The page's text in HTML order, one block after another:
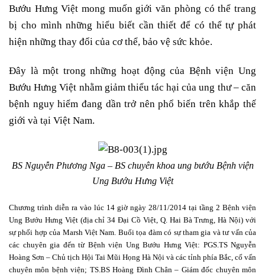
Bướu Hưng Việt mong muốn giới văn phòng có thể trang
bị cho mình những hiểu biết cần thiết để có thể tự phát
hiện những thay đổi của cơ thể, bảo vệ sức khỏe.
Đây là một trong những hoạt động của Bệnh viện Ung
Bướu Hưng Việt nhằm giảm thiểu tác hại của ung thư – căn
bệnh nguy hiểm đang dần trở nên phổ biến trên khắp thế
giới và tại Việt Nam.
BS Nguyễn Phương Nga – BS chuyên khoa ung bướu Bệnh viện
Ung Bướu Hưng Việt
Chương trình diễn ra vào lúc 14 giờ ngày 28/11/2014 tại tầng 2 Bệnh viện
Ung Bướu Hưng Việt (địa chỉ 34 Đại Cồ Việt, Q. Hai Bà Trưng, Hà Nội) với
sự phối hợp của Marsh Việt Nam. Buổi tọa đàm có sự tham gia và tư vấn của
các chuyên gia đến từ Bệnh viện Ung Bướu Hưng Việt: PGS.TS Nguyễn
Hoàng Sơn – Chủ tịch Hội Tai Mũi Họng Hà Nội và các tỉnh phía Bắc, cố vấn
chuyên môn bệnh viện; TS.BS Hoàng Đình Chân – Giám đốc chuyên môn